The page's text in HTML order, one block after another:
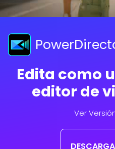
Edita como
editor de
Ver